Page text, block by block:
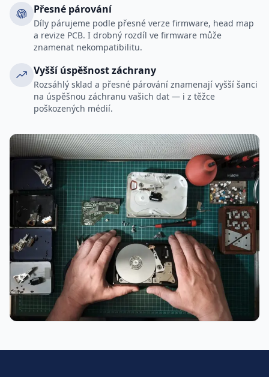
Přesné párování
Díly párujeme podle přesné verze firmware, head map
a revize PCB. I drobný rozdíl ve firmware může
znamenat nekompatibilitu.
Vyšší úspěšnost záchrany
Rozsáhlý sklad a přesné párování znamenají vyšší šanci
na úspěšnou záchranu vašich dat — i z těžce
poškozených médií.